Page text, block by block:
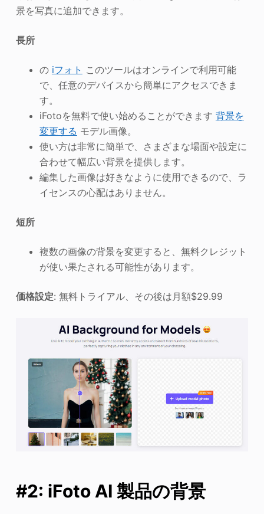
景を写真に追加できます。
長所
の iフォト このツールはオンラインで利用可能
で、任意のデバイスから簡単にアクセスできま
す。
iFotoを無料で使い始めることができます 背景を
変更する モデル画像。
使い方は非常に簡単で、さまざまな場面や設定に
合わせて幅広い背景を提供します。
編集した画像は好きなように使用できるので、ラ
イセンスの心配はありません。
短所
複数の画像の背景を変更すると、無料クレジット
が使い果たされる可能性があります。
価格設定: 無料トライアル、その後は月額$29.99
#2: iFoto AI 製品の背景